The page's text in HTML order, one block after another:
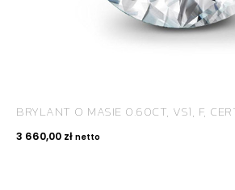
BRYLANT O MASIE 0.60CT, VS1, F,
3 660,00 zł netto
KONTAKT